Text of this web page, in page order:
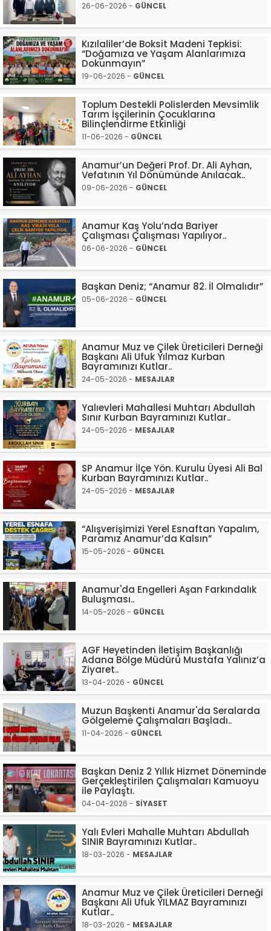
26-06-2026 - GÜNCEL
Kızılaliler’de Boksit Madeni Tepkisi:
“Doğamıza ve Yaşam Alanlarımıza
Dokunmayın”
19-06-2026 - GÜNCEL
Toplum Destekli Polislerden Mevsimlik
Tarım İşçilerinin Çocuklarına
Bilinçlendirme Etkinliği
11-06-2026 - GÜNCEL
Anamur’un Değeri Prof. Dr. Ali Ayhan,
Vefatının Yıl Dönümünde Anılacak..
09-06-2026 - GÜNCEL
Anamur Kaş Yolu’nda Bariyer
Çalışması Çalışması Yapılıyor..
06-06-2026 - GÜNCEL
Başkan Deniz; “Anamur 82. İl Olmalıdır”
05-06-2026 - GÜNCEL
Anamur Muz ve Çilek Üreticileri Derneği
Başkanı Ali Ufuk Yılmaz Kurban
Bayramınızı Kutlar..
24-05-2026 - MESAJLAR
Yalıevleri Mahallesi Muhtarı Abdullah
Sınır Kurban Bayramınızı Kutlar..
24-05-2026 - MESAJLAR
SP Anamur İlçe Yön. Kurulu Üyesi Ali Bal
Kurban Bayramınızı Kutlar..
24-05-2026 - MESAJLAR
“Alışverişimizi Yerel Esnaftan Yapalım,
Paramız Anamur’da Kalsın”
15-05-2026 - GÜNCEL
Anamur'da Engelleri Aşan Farkındalık
Buluşması..
14-05-2026 - GÜNCEL
AGF Heyetinden İletişim Başkanlığı
Adana Bölge Müdürü Mustafa Yalınız’a
Ziyaret..
13-04-2026 - GÜNCEL
Muzun Başkenti Anamur'da Seralarda
Gölgeleme Çalışmaları Başladı..
11-04-2026 - GÜNCEL
Başkan Deniz 2 Yıllık Hizmet Döneminde
Gerçekleştirilen Çalışmaları Kamuoyu
ile Paylaştı.
04-04-2026 - SİYASET
Yalı Evleri Mahalle Muhtarı Abdullah
SINIR Bayramınızı Kutlar..
18-03-2026 - MESAJLAR
Anamur Muz ve Çilek Üreticileri Derneği
Başkanı Ali Ufuk YILMAZ Bayramınızı
Kutlar..
18-03-2026 - MESAJLAR